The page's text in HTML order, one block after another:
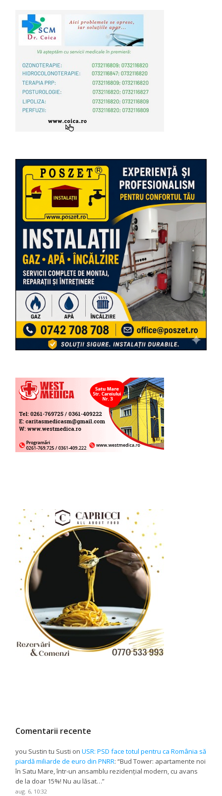
Comentarii recente
you Sustin tu Susti onUSR: PSD face totul pentru ca România să
piardă miliarde de euro din PNRR: “Bud Tower: apartamente noi
în Satu Mare, într-un ansamblu rezidențial modern, cu avans
de la doar 15%! Nu au lăsat…”
aug. 6, 10:32